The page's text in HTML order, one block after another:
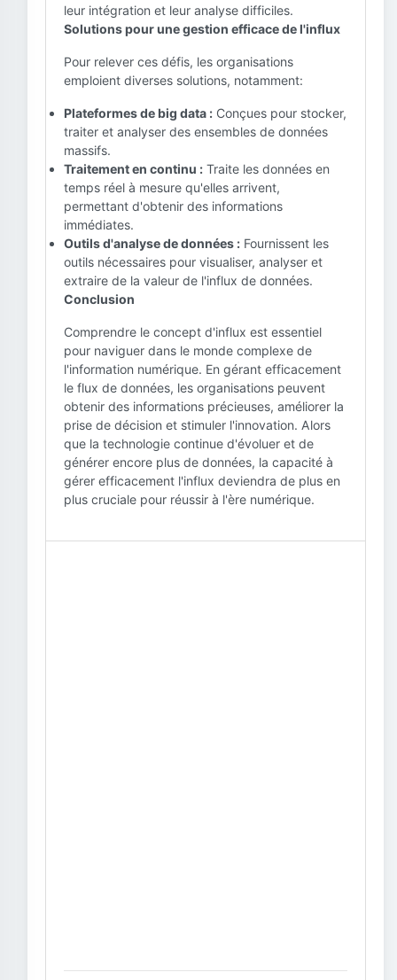
leur intégration et leur analyse difficiles.
Solutions pour une gestion efficace de l'influx
Pour relever ces défis, les organisations
emploient diverses solutions, notamment:
Plateformes de big data : Conçues pour stocker,
traiter et analyser des ensembles de données
massifs.
Traitement en continu : Traite les données en
temps réel à mesure qu'elles arrivent,
permettant d'obtenir des informations
immédiates.
Outils d'analyse de données : Fournissent les
outils nécessaires pour visualiser, analyser et
extraire de la valeur de l'influx de données.
Conclusion
Comprendre le concept d'influx est essentiel
pour naviguer dans le monde complexe de
l'information numérique. En gérant efficacement
le flux de données, les organisations peuvent
obtenir des informations précieuses, améliorer la
prise de décision et stimuler l'innovation. Alors
que la technologie continue d'évoluer et de
générer encore plus de données, la capacité à
gérer efficacement l'influx deviendra de plus en
plus cruciale pour réussir à l'ère numérique.